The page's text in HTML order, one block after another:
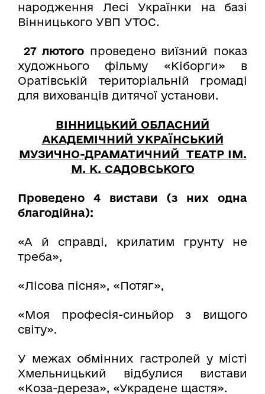
народження Лесі Українки на базі
Вінницького УВП УТОС.
27 лютого проведено виїзний показ
художнього фільму «Кіборги» в
Оратівській територіальній громаді
для вихованців дитячої установи.
ВІННИЦЬКИЙ ОБЛАСНИЙ
АКАДЕМІЧНИЙ УКРАЇНСЬКИЙ
МУЗИЧНО-ДРАМАТИЧНИЙ ТЕАТР ІМ.
М. К. САДОВСЬКОГО
Проведено 4 вистави (з них одна
благодійна):
«А й справді, крилатим грунту не
треба»,
«Лісова пісня», «Потяг»,
«Моя професія-синьйор з вищого
світу».
У межах обмінних гастролей у місті
Хмельницький відбулися вистави
«Коза-дереза», «Украдене щастя».